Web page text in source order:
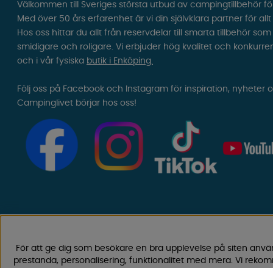
Välkommen till Sveriges största utbud av campingtillbehör
Med över 50 års erfarenhet är vi din självklara partner för
Hos oss hittar du allt från reservdelar till smarta tillbehör
smidigare och roligare. Vi erbjuder hög kvalitet och
och i vår fysiska butik i Enköping.
Följ oss på Facebook och Instagram för inspiration, nyheter
Campinglivet börjar hos oss!
För att ge dig som besökare en bra upplevelse på siten
prestanda, personalisering, funktionalitet med mera. Vi